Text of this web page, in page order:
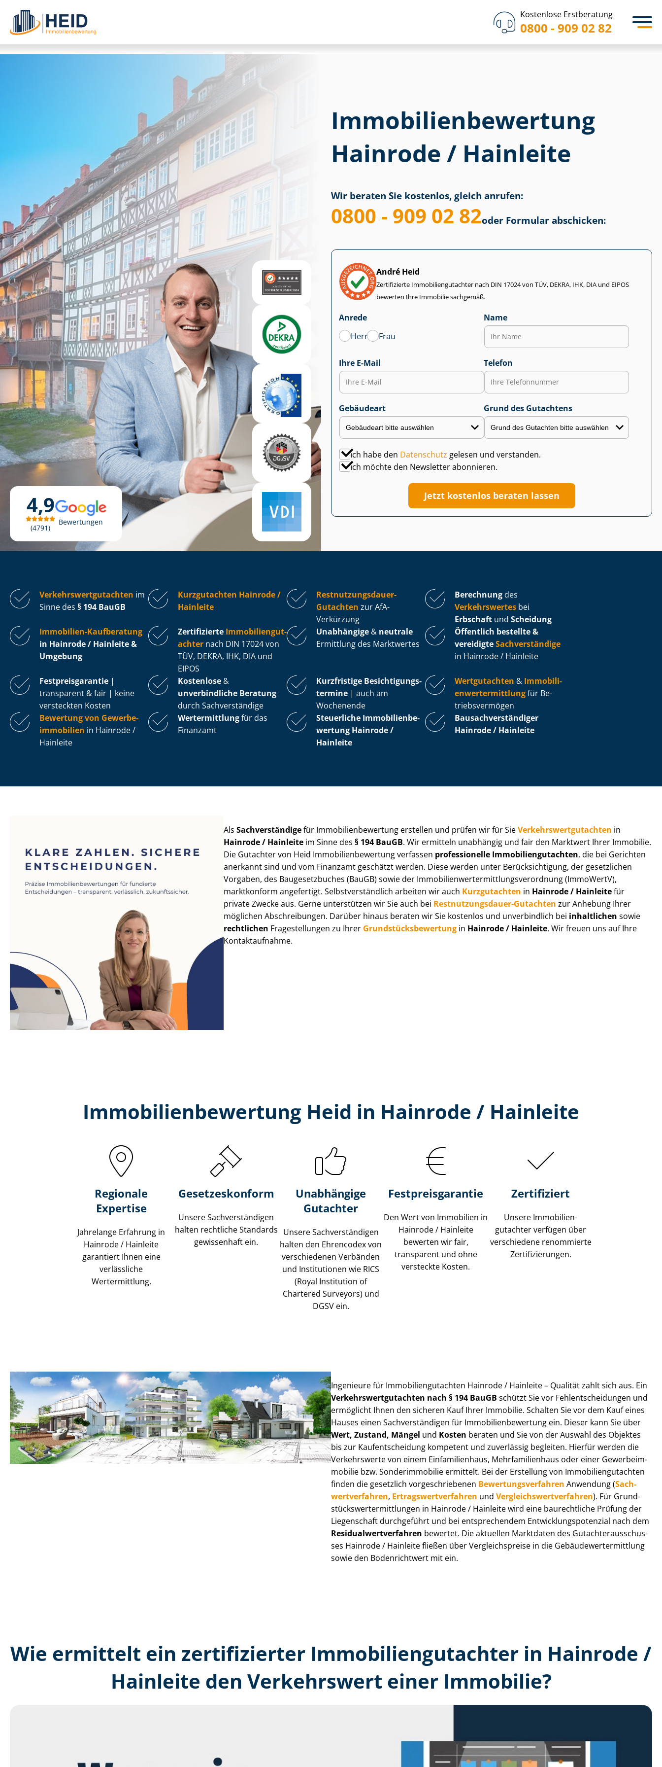
Kostenlose Erstberatung
0800 - 909 02 82
4,9
4791
Bewertungen
Immobilien­bewertung
Hainrode / Hainleite
Wir beraten Sie kostenlos, gleich anrufen:
0800 - 909 02 82oder Formular abschicken:
André Heid
Zertifizierte Im­mo­bi­li­en­gut­ach­ter nach DIN 17024 von TÜV, DEKRA, IHK, DIA und EIPOS
bewerten Ihre Immobilie sachgemäß.
Anrede
Herr
Frau
Name
Ihre E-Mail Telefon
Gebäudeart Grund des Gutachtens
Ich habe den Datenschutz gelesen und verstanden.
Ich möchte den Newsletter abonnieren.
Jetzt kostenlos beraten lassen
Ver­kehrs­wert­gut­ach­ten im
Sinne des § 194 BauGB
Kurzgutachten Hainrode /
Hainleite
Rest­nut­zungs­dau­er-
Gutachten zur AfA-
Verkürzung
Berechnung des
Verkehrswertes bei
Erbschaft und Scheidung
Immobilien-Kaufberatung
in Hainrode / Hainleite &
Umgebung
Zertifizierte Im­mo­bi­li­en­gut­
ach­ter nach DIN 17024 von
TÜV, DEKRA, IHK, DIA und
EIPOS
Unabhängige & neutrale
Ermittlung des Marktwertes
Öffentlich bestellte &
vereidigteSachverständige
in Hainrode / Hainleite
Fest­preis­ga­ran­tie |
transparent & fair | keine
versteckten Kosten
Kostenlose &
unverbindliche Beratung
durch Sachverständige
Kurzfristige Be­sich­ti­gungs­
ter­mi­ne | auch am
Wochenende
Wertgutachten & Im­mo­bi­li­
en­wert­ermitt­lungfür Be­
triebs­ver­mö­gen
Bewertung von Ge­wer­be­
im­mo­bi­li­en in Hainrode /
Hainleite
Wertermittlungfür das
Finanzamt
Steuerliche Im­mo­bi­li­en­be­
wer­tung Hainrode /
Hainleite
Bau­sach­ver­stän­di­ger
Hainrode / Hainleite
AlsSachverständigefür Im­mo­bi­li­en­be­wer­tung erstellen und prüfen wir für SieVer­kehrs­wert­gut­ach­ten in
Hainrode / Hainleite im Sinne des§ 194 BauGB. Wir ermitteln unabhängig und fair den Marktwert Ihrer Immobilie.
Die Gutachter von Heid Im­mo­bi­li­en­be­wer­tung verfassen professionelle Im­mo­bi­li­en­gut­ach­ten, die bei Gerichten
anerkannt sind und vom Finanzamt geschätzt werden. Diese werden unter Be­rück­sich­ti­gung, der gesetzlichen
Vorgaben, des Baugesetzbuches (BauGB) sowie der Im­mo­bi­li­en­wert­ermitt­lungs­ver­ord­nung (ImmoWertV),
marktkonform angefertigt. Selbst­ver­ständ­lich arbeiten wir auch Kurzgutachten in Hainrode / Hainleitefür
private Zwecke aus. Gerne unterstützen wir Sie auch bei Rest­nut­zungs­dau­er-Gutachten zur Anhebung Ihrer
möglichen Abschreibungen. Darüber hinaus beraten wir Sie kostenlos und unverbindlich bei inhaltlichen sowie
rechtlichen Fragestellungen zu Ihrer Grund­stücks­be­wer­tung in Hainrode / Hainleite. Wir freuen uns auf Ihre
Kontaktaufnahme.
Immobilien­bewertung Heid in Hainrode / Hainleite
Regionale
Expertise
Jahrelange Erfahrung in
Hainrode / Hainleite
garantiert Ihnen eine
verlässliche
Wertermittlung.
Gesetzes­konform
Unsere Sach­ver­stän­di­gen
halten rechtliche Standards
gewissenhaft ein.
Unabhängige
Gutachter
Unsere Sach­ver­stän­di­gen
halten den Ehrencodex von
verschiedenen Verbänden
und Institutionen wie RICS
(Royal Institution of
Chartered Surveyors) und
DGSV ein.
Festpreis​garantie
Den Wert von Immobilien in
Hainrode / Hainleite
bewerten wir fair,
transparent und ohne
versteckte Kosten.
Zertifiziert
Unsere Immobilien­
gutachter verfügen über
verschiedene renommierte
Zer­ti­fi­zie­run­gen.
Ingenieure für Im­mo­bi­li­en­gut­ach­ten Hainrode / Hainleite – Qualität zahlt sich aus. Ein
Ver­kehrs­wert­gut­ach­ten nach § 194 BauGB schützt Sie vor Fehl­ent­schei­dun­gen und
ermöglicht Ihnen den sicheren Kauf Ihrer Immobilie. Schalten Sie vor dem Kauf eines
Hauses einen Sach­ver­stän­di­gen für Im­mo­bi­li­en­be­wer­tung ein. Dieser kann Sie über
Wert, Zustand, Mängel und Kosten beraten und Sie von der Auswahl des Objektes
bis zur Kauf­ent­schei­dung kompetent und zuverlässig begleiten. Hierfür werden die
Verkehrswerte von einem Einfamilienhaus, Mehr­fa­mi­li­en­haus oder einer Ge­wer­be­im­
mo­bi­lie bzw. Sonderimmobilie ermittelt. Bei der Erstellung von Im­mo­bi­li­en­gut­ach­ten
finden die gesetzlich vor­ge­schrie­be­nen Be­wer­tungs­ver­fah­ren Anwendung (Sach­
wert­ver­fah­ren, Er­trags­wert­ver­fah­ren und Ver­gleichs­wert­ver­fah­ren). Für Grund­
stücks­wert­ermitt­lun­gen in Hainrode / Hainleite wird eine baurechtliche Prüfung der
Liegenschaft durchgeführt und bei entsprechendem Ent­wick­lungs­po­ten­zi­al nach dem
Re­si­du­al­wert­ver­fah­ren bewertet. Die aktuellen Marktdaten des Gut­ach­ter­aus­schus­
ses Hainrode / Hainleite fließen über Ver­gleichs­prei­se in die Ge­bäu­de­wert­ermitt­lung
sowie den Bodenrichtwert mit ein.
Wie ermittelt ein zertifizierter Immobilien­gutachter in Hainrode /
Hainleite den Verkehrswert einer Immobilie?